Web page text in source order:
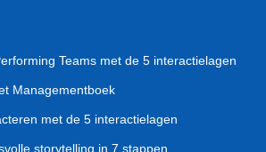
Teams met de 5 interactielagen
Managementboek
met de 5 interactielagen
storytelling in 7 stappen